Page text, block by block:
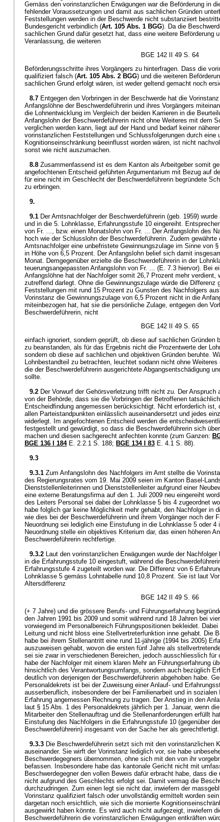
Gemäss den vorinstanzlichen Erwägungen war die Beförderung in
fehlender Voraussetzungen und damit aus sachlichen Gründen
Feststellungen werden in der Beschwerde nicht substanziiert
Bundesgericht verbindlich (Art. 105 Abs. 1 BGG). Da die
sachlichen Grund dafür gesetzt hat, dass eine weitere Beförderung
Veranlassung, die weiteren
BGE 142 II 49 S. 64
Beförderungsschritte ihres Vorgängers zu hinterfragen. Dass die
qualifiziert falsch (Art. 105 Abs. 2 BGG) und die weiteren
sachlichen Grund erfolgt wären, ist weder geltend gemacht noch
8.7 Entgegen den Vorbringen in der Beschwerde hat die
Anfangslöhne der Beschwerdeführerin und ihres Vorgängers
die Lohnentwicklung im Vergleich der beiden Karrieren in die
Anfangslohn der Beschwerdeführerin nicht ohne Weiteres mit dem
verglichen werden kann, liegt auf der Hand und bedarf keiner
vorinstanzlichen Feststellungen und Schlussfolgerungen durch eine
Kognitionseinschränkung beeinflusst worden wären, ist nicht
sonst wie nicht auszumachen.
8.8 Zusammenfassend ist es dem Kanton als Arbeitgeber somit
angefochtenen Entscheid geführten Argumentarium mit Bezug auf
für eine nicht im Geschlecht der Beschwerdeführerin begründete
zu erbringen.
9.
9.1 Der Amtsnachfolger der Beschwerdeführerin (geb. 1959)
und in die 5. Lohnklasse, Erfahrungsstufe 10 eingereiht.
von Fr. ..., bzw. einen Monatslohn von Fr. ... Der Anfangslohn des
hoch wie der Schlusslohn der Beschwerdeführerin. Zudem gewährte
Amtsnachfolger eine unbefristete Gewinnungszulage im Sinne von
in Höhe von 6,5 Prozent. Der Anfangslohn belief sich damit
Monat. Demgegenüber erzielte die Beschwerdeführerin in der
teuerungsangepassten Anfangslohn von Fr. ... (E. 7.3 hiervor). Bei
Anfangslöhne hat der Nachfolger somit 26,7 Prozent mehr verdient,
zutreffend darlegt. Ohne die Gewinnungszulage würde die Differenz
Feststellungen mit rund 15 Prozent zu Gunsten des Nachfolgers
Vorinstanz die Gewinnungszulage von 6,5 Prozent nicht in die
miteinbezogen hat, hat sie die persönliche Zulage, entgegen den
Beschwerdeführerin, nicht
BGE 142 II 49 S. 65
einfach ignoriert, sondern geprüft, ob diese auf sachlichen Gründen
zu beanstanden, als für das Ergebnis nicht die Prozentwerte der
sondern ob diese auf sachlichen und objektiven Gründen beruhte.
Lohnbestandteil zu betrachten, leuchtet sodann nicht ohne
die der Beschwerdeführerin ausgerichtete Abgangsentschädigung
sollte.
9.2 Der Vorwurf der Gehörsverletzung trifft nicht zu. Der Anspruch
von der Behörde, dass sie die Vorbringen der Betroffenen
Entscheidfindung angemessen berücksichtigt. Nicht erforderlich ist,
allen Parteistandpunkten einlässlich auseinandersetzt und jedes
widerlegt. Im angefochtenen Entscheid werden die
festgestellt und gewürdigt, so dass die Beschwerdeführerin sich
machen und diesen sachgerecht anfechten konnte (zum Ganzen:
BGE 136 I 184E. 2.2.1 S. 188; BGE 134 I 83 E. 4.1 S. 88).
9.3
9.3.1 Zum Anfangslohn des Nachfolgers im Amt stellte die
des Regierungsrates vom 19. Mai 2009 seien im Kanton Basel-
Dienststellenleiterinnen und Dienststellenleiter aufgrund einer
eine externe Beratungsfirma auf den 1. Juli 2009 neu eingereiht
des Leiters Personal sei dabei der Lohnklasse 5 bis 4 zugeordnet
habe folglich gar keine Möglichkeit mehr gehabt, den Nachfolger in
wie dies bei der Beschwerdeführerin und ihrem Vorgänger noch der
Neuordnung sei lediglich eine Einstufung in die Lohnklasse 5 oder
Neuordnung stelle ein objektives Kriterium dar, das einen höheren
Beschwerdeführerin rechtfertige.
9.3.2 Laut den vorinstanzlichen Erwägungen wurde der
in die Erfahrungsstufe 10 eingestuft, während die
Erfahrungsstufe 4 zugeteilt worden war. Die Differenz von 6
Lohnklasse 5 gemäss Lohntabelle rund 10,8 Prozent. Sie ist laut
Altersdifferenz
BGE 142 II 49 S. 66
(+ 7 Jahre) und die grössere Berufs- und Führungserfahrung
den Jahren 1991 bis 2009 und somit während rund 18 Jahren bei
vorwiegend im Personalbereich Führungspositionen bekleidet.
Leitung und nicht bloss eine Stellvertreterfunktion inne gehabt. Die
habe bei ihrem Stellenantritt eine rund 11-jährige (1994 bis 2005)
auszuweisen gehabt, wovon die ersten fünf Jahre als
sei sie zwar in verschiedenen Bereichen, jedoch ausschliesslich für
habe der Nachfolger mit einem klaren Mehr an Führungserfahrung
hinsichtlich des Verantwortungsumfangs, sondern auch bezüglich
deutlich von derjenigen der Beschwerdeführerin abgehoben habe.
Personaldekrets ist bei der Zuweisung einer Anlauf- und
ausserberuflich, insbesondere der bei Familienarbeit und in sozialen
Erfahrung angemessen Rechnung zu tragen. Der Anstieg in den
laut § 15 Abs. 1 des Personaldekrets jährlich per 1. Januar, wenn
Mitarbeiter den Stellenauftrag und die Stellenanforderungen erfüllt
Einstufung des Nachfolgers in die Erfahrungsstufe 10 (gegenüber
Beschwerdeführerin) insgesamt von der Sache her als gerechtfertigt.
9.3.3 Die Beschwerdeführerin setzt sich mit den vorinstanzlichen
auseinander. Sie wirft der Vorinstanz lediglich vor, sie habe
Beschwerdegegners übernommen, ohne sich mit den von ihr
befassen. Insbesondere habe das kantonale Gericht nicht mit
Beschwerdegegner den vollen Beweis dafür erbracht habe, dass
nicht aufgrund des Geschlechts erfolgt sei. Damit vermag die
durchzudringen. Zum einen legt sie nicht dar, inwiefern der
Vorinstanz qualifiziert falsch oder unvollständig ermittelt worden
dargetan noch ersichtlich, wie sich die monierte
ausgewirkt haben könnte. Es wird auch nicht aufgezeigt, inwiefern
Beschwerdeführerin die vorinstanzlichen Erwägungen entkräften